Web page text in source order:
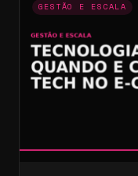
GESTÃO E ESCALA